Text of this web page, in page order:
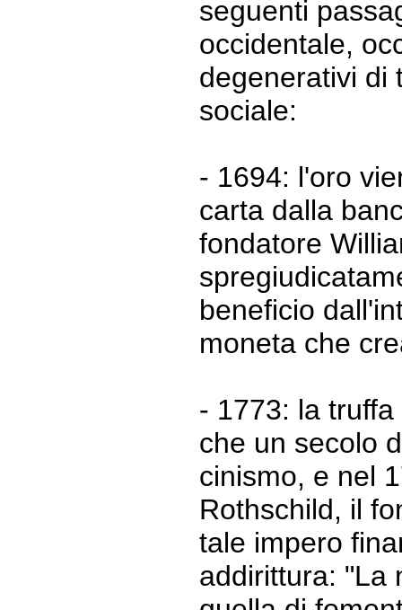
seguenti
occidentale,
degenerativi di
sociale:
- 1694: l'oro
carta dalla
fondatore
beneficio
moneta che
- 1773: la
che un secolo
cinismo, e nel
Rothschild, il
tale impero
addirittura: "La